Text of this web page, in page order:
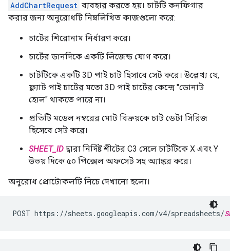
AddChartRequest ব্যবহার করতে হয়। চার্টটি কনফিগার
করার জন্য অনুরোধটি নিম্নলিখিত কাজগুলো করে:
চার্টের শিরোনাম নির্ধারণ করে।
চার্টের ডানদিকে একটি লিজেন্ড যোগ করে।
চার্টটিকে একটি 3D পাই চার্ট হিসাবে সেট করে। উল্লেখ্য যে,
ফ্ল্যাট পাই চার্টের মতো 3D পাই চার্টের কেন্দ্রে "ডোনাট
হোল" থাকতে পারে না।
প্রতিটি মডেল নম্বরের মোট বিক্রয়কে চার্ট ডেটা সিরিজ
হিসেবে সেট করে।
SHEET_ID দ্বারা নির্দিষ্ট শীটের C3 সেলে চার্টটিকে X এবং Y
উভয় দিকে ৫০ পিক্সেল অফসেট সহ অ্যাঙ্কর করে।
অনুরোধ প্রোটোকলটি নিচে দেখানো হলো।
POST https://sheets.googleapis.com/v4/spreadsheets/